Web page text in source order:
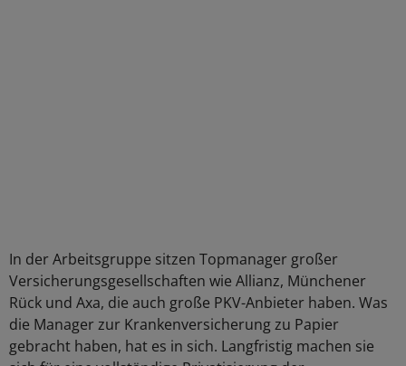
In der Arbeitsgruppe sitzen Topmanager großer
Versicherungsgesellschaften wie Allianz, Münchener
Rück und Axa, die auch große PKV-Anbieter haben. Was
die Manager zur Krankenversicherung zu Papier
gebracht haben, hat es in sich. Langfristig machen sie